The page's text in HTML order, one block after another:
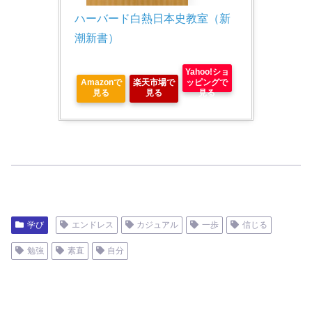
ハーバード白熱日本史教室（新
潮新書）
Amazonで
見る
楽天市場で
見る
Yahoo!ショ
ッピングで
見る
学び エンドレス カジュアル 一歩 信じる
勉強 素直 自分